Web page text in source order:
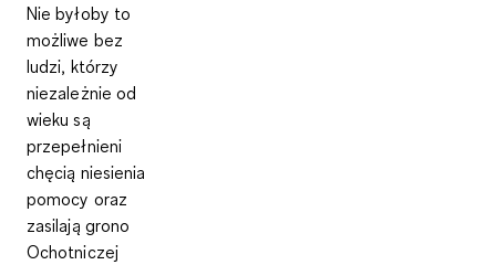
Nie byłoby to
możliwe bez
ludzi, którzy
niezależnie od
wieku są
przepełnieni
chęcią niesienia
pomocy oraz
zasilają grono
Ochotniczej